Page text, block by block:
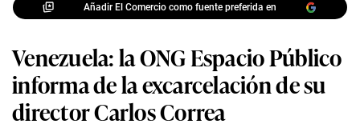
Añadir El Comercio como fuente preferida en
Venezuela: la ONG Espacio Público
informa de la excarcelación de su
director Carlos Correa